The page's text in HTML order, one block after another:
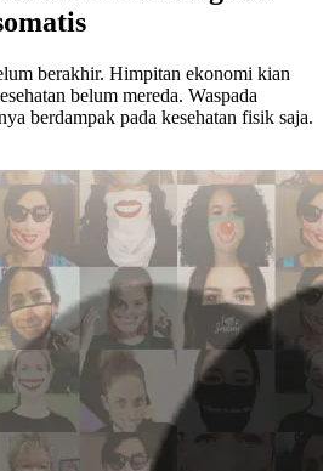
berakhir. Himpitan ekonomi kian
belum mereda. Waspada
berdampak pada kesehatan fisik saja.